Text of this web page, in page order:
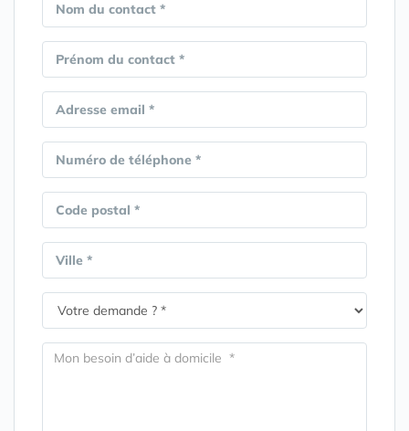
Nom du contact *
Prénom du contact *
Adresse email *
Numéro de téléphone *
Code postal *
Ville *